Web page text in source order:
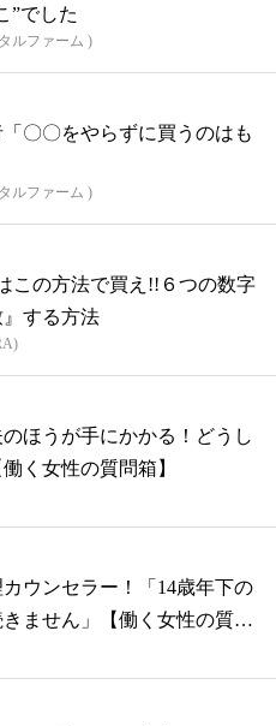
”でした
ルファーム )
〇〇をやらずに買うのはも
ルファーム )
この方法で買え!!６つの数字
する方法
ほうが手にかかる！どうし
く女性の質問箱】
ウンセラー！「14歳年下の
ません」【働く女性の質問